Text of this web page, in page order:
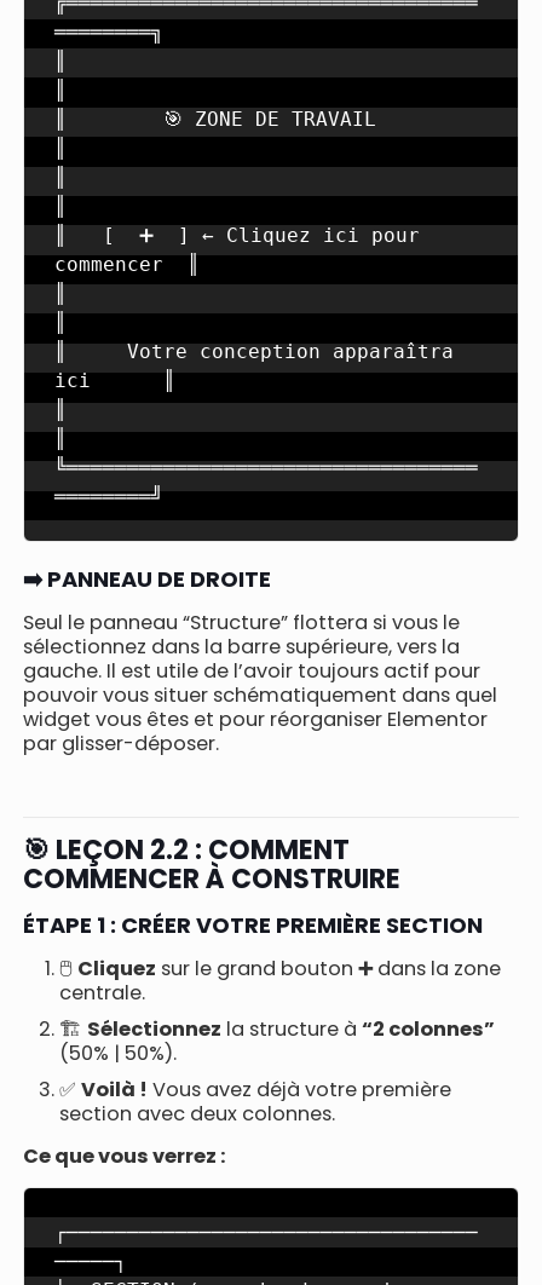
════════╗
║        🎯 ZONE DE TRAVAIL
║   [  ➕  ] ← Cliquez ici pour
commencer  ║
║     Votre conception apparaîtra
ici      ║
║
║
╚══════════════════════════════════
════════╝
➡️ PANNEAU DE DROITE
Seul le panneau “Structure” flottera si vous le
sélectionnez dans la barre supérieure, vers la
gauche. Il est utile de l’avoir toujours actif pour
pouvoir vous situer schématiquement dans quel
widget vous êtes et pour réorganiser Elementor
par glisser-déposer.
🎯 LEÇON 2.2 : COMMENT
COMMENCER À CONSTRUIRE
ÉTAPE 1 : CRÉER VOTRE PREMIÈRE SECTION
🖱️ Cliquez sur le grand bouton➕dans la zone
centrale.
🏗️ Sélectionnez la structure à“2 colonnes”
(50% | 50%).
✅Voilà ! Vous avez déjà votre première
section avec deux colonnes.
Ce que vous verrez :
┌──────────────────────────────────
─────┐